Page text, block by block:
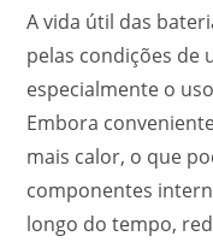
A vida útil das
pelas condições de
especialmente o
Embora
mais calor, o que
componentes
longo do tempo,